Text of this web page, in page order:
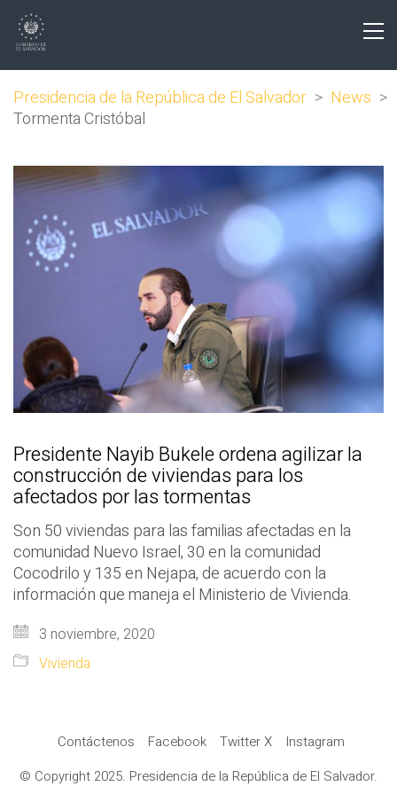
Presidencia de la República de El Salvador > News >
Tormenta Cristóbal
Presidente Nayib Bukele ordena agilizar la
construcción de viviendas para los
afectados por las tormentas
Son 50 viviendas para las familias afectadas en la
comunidad Nuevo Israel, 30 en la comunidad
Cocodrilo y 135 en Nejapa, de acuerdo con la
información que maneja el Ministerio de Vivienda.
3 noviembre, 2020
Vivienda
Contáctenos Facebook Twitter X
Instagram
© Copyright 2025. Presidencia de la República de El Salvador.